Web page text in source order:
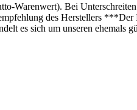
Warenwert). Bei
des Herstellers ***Der
es sich um unseren ehemals